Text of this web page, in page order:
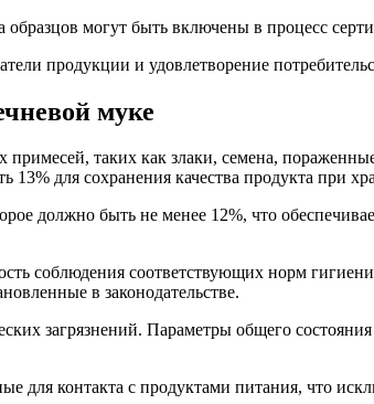
образцов могут быть включены в процесс
продукции и удовлетворение
муке
примесей, таких как злаки, семена,
для сохранения качества продукта при
должно быть не менее 12%, что
соблюдения соответствующих норм
в законодательстве.
загрязнений. Параметры общего
для контакта с продуктами питания, что